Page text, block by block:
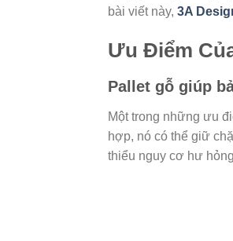
bài viết này, 3A
Ưu Điểm
Pallet gỗ giúp
Một trong những ưu
hợp, nó có thể giữ
thiểu nguy cơ hư